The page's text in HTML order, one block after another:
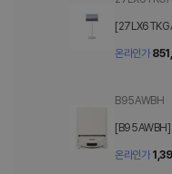
온라인가
B95AWBH
[B95AWBH]
온라인가